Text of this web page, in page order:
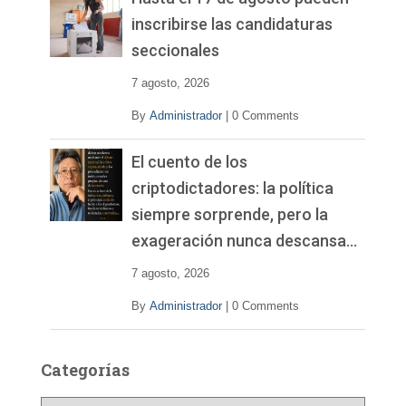
inscribirse las candidaturas
seccionales
7 agosto, 2026
By Administrador 0 Comments
El cuento de los
criptodictadores: la política
siempre sorprende, pero la
exageración nunca descansa…
7 agosto, 2026
By Administrador 0 Comments
Categorías